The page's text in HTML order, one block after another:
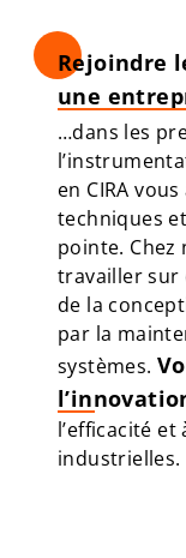
Rejoindre
une
…dans les
en CIRA
techniques
pointe. Chez
travailler sur
de la
par la
systèmes.
l’efficacité
industrielles.